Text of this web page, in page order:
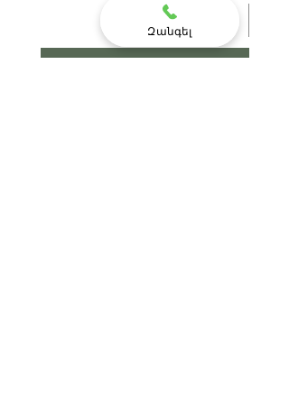
Add to Cart
Զանգել